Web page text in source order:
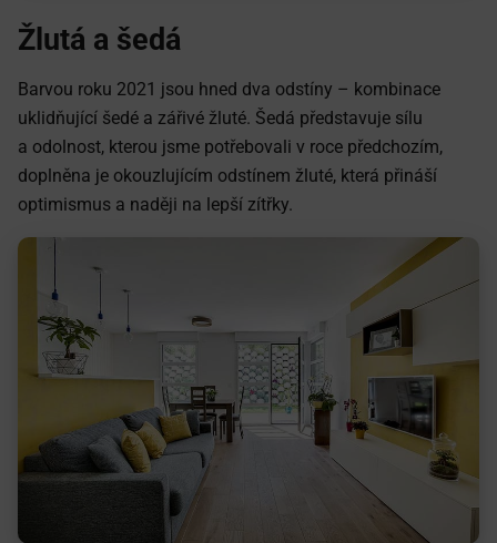
Žlutá a šedá
Barvou roku 2021 jsou hned dva odstíny – kombinace
uklidňující šedé a zářivé žluté. Šedá představuje sílu
a odolnost, kterou jsme potřebovali v roce předchozím,
doplněna je okouzlujícím odstínem žluté, která přináší
optimismus a naději na lepší zítřky.